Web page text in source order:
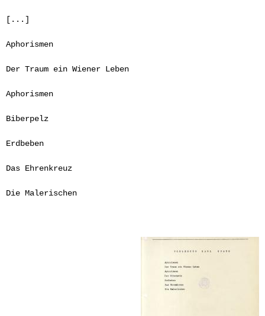
[...]
Aphorismen
Der Traum ein Wiener Leben
Aphorismen
Biberpelz
Erdbeben
Das Ehrenkreuz
Die Malerischen